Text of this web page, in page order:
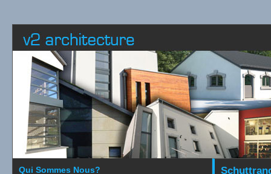
Qui Sommes Nous?